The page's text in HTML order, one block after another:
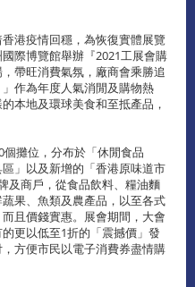
港疫情回穩，為恢復實體展覽
際博覽館舉辦『2021工展會購
帶旺消費氣氛，廠商會乘勝追
作為年度人氣消閒及購物熱
本地及環球美食和至抵產品，
個攤位，分布於「休閒食品
」以及新增的「香港原味道市
及商戶，從食品飲料、糧油麵
果、魚類及農產品，以至各式
且價錢實惠。展會期間，大會
更以低至1折的「震撼價」發
方便市民以電子消費券盡情購